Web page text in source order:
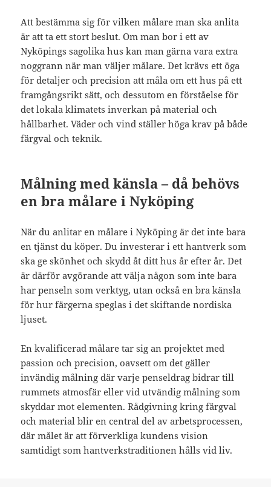
Att bestämma sig för vilken målare man ska anlita
är att ta ett stort beslut. Om man bor i ett av
Nyköpings sagolika hus kan man gärna vara extra
noggrann när man väljer målare. Det krävs ett öga
för detaljer och precision att måla om ett hus på ett
framgångsrikt sätt, och dessutom en förståelse för
det lokala klimatets inverkan på material och
hållbarhet. Väder och vind ställer höga krav på både
färgval och teknik.
Målning med känsla – då behövs
en bra målare i Nyköping
När du anlitar en målare i Nyköping är det inte bara
en tjänst du köper. Du investerar i ett hantverk som
ska ge skönhet och skydd åt ditt hus år efter år. Det
är därför avgörande att välja någon som inte bara
har penseln som verktyg, utan också en bra känsla
för hur färgerna speglas i det skiftande nordiska
ljuset.
En kvalificerad målare tar sig an projektet med
passion och precision, oavsett om det gäller
invändig målning där varje penseldrag bidrar till
rummets atmosfär eller vid utvändig målning som
skyddar mot elementen. Rådgivning kring färgval
och material blir en central del av arbetsprocessen,
där målet är att förverkliga kundens vision
samtidigt som hantverkstraditionen hålls vid liv.